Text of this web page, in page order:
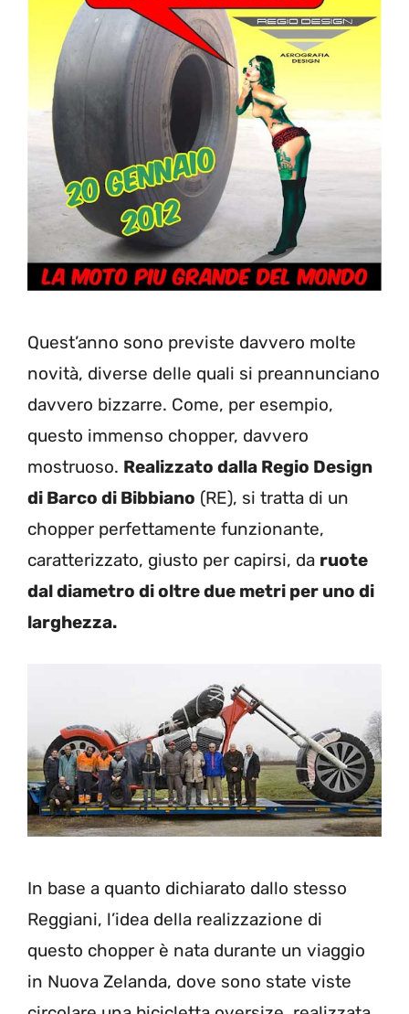
Quest’anno sono previste davvero molte
novità, diverse delle quali si preannunciano
davvero bizzarre. Come, per esempio,
questo immenso chopper, davvero
mostruoso. Realizzato dalla Regio Design
di Barco di Bibbiano (RE), si tratta di un
chopper perfettamente funzionante,
caratterizzato, giusto per capirsi, da ruote
dal diametro di oltre due metri per uno di
larghezza.
In base a quanto dichiarato dallo stesso
Reggiani, l’idea della realizzazione di
questo chopper è nata durante un viaggio
in Nuova Zelanda, dove sono state viste